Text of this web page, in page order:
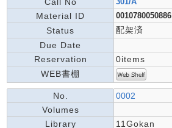
Material ID 0010780050886
Status
配架済
Due Date
Reservation
0items
WEB書棚
No.
0002
Volumes
Library
11Gokan